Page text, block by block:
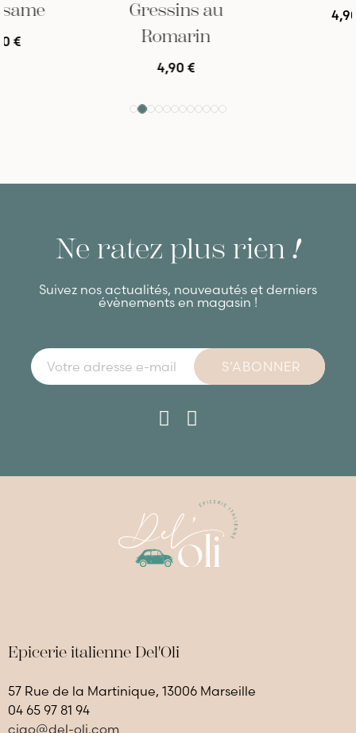
Gressins au
Romarin
Ne ratez plus rien !
Suivez nos actualités, nouveautés et derniers
évènements en magasin !
S’ABONNER
Epicerie italienne Del'Oli
57 Rue de la Martinique, 13006 Marseille
04 65 97 81 94
ciao@del-oli.com